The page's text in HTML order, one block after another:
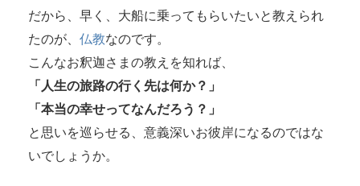
だから、早く、大船に乗ってもらいたいと教えられ
たのが、 仏教なのです。
こんなお釈迦さまの教えを知れば、
「人生の旅路の行く先は何か？」
「本当の幸せってなんだろう？」
と思いを巡らせる、意義深いお彼岸になるのではな
いでしょうか。